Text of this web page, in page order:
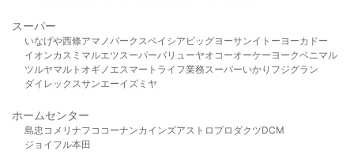
スーパー
いなげや西條アマノパークスベイシア ビッグヨーサンイトーヨーカドー
イオンカスミ マルエツスーパーバリューヤオコーオーケー ヨークベニマル
ツルヤマルト オギノ エスマート ライフ業務スーパーいかり フジグラン
ダイレックスサンエーイズミヤ
ホームセンター
島忠 コメリ ナフコ コーナンカインズアストロプロダクツDCM
ジョイフル本田